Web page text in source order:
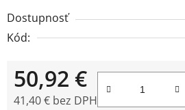
Dostupnosť
Kód:
50,92 €
41,40 € bez DPH